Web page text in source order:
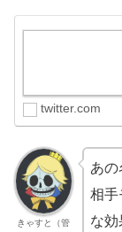
twitter.com
きゃすと（管
あの
相手
な